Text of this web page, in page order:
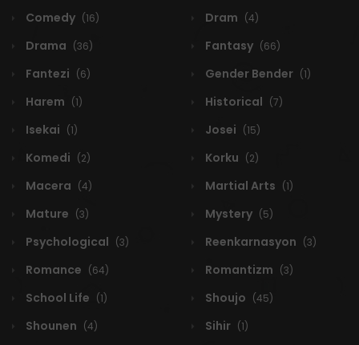
Comedy (16) Dram (4)
Drama (36) Fantasy (66)
Fantezi (6) Gender Bender (1)
Harem (1) Historical (7)
Isekai (1) Josei (15)
Komedi (2) Korku (2)
Macera (4) Martial Arts (1)
Mature (3) Mystery (5)
Psychological (3) Reenkarnasyon (3)
Romance (64) Romantizm (3)
School Life (1) Shoujo (45)
Shounen (4) Sihir (1)